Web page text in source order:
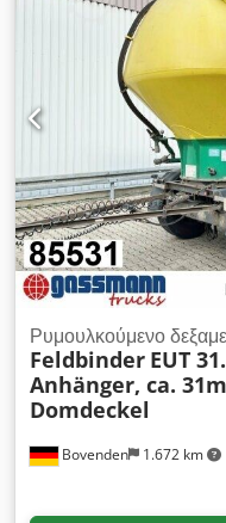
περιστρεφόμενος ζυγός,
περίπου 6.200 λίτρα, 2x
ΠΛΗΡΟΦΟΡΙΕΣ ΓΙΑ
επιφυλάσσονται
Ajyt H Uaebfjrf
Bovenden 1.672 km
Ρυμουλκούμενο
Feldbinder EUT
Anhänger, ca.
Domdeckel